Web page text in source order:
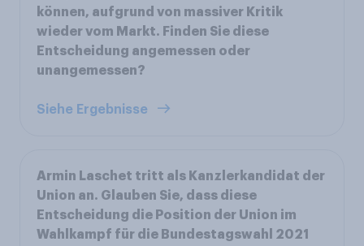
können, aufgrund von massiver Kritik
wieder vom Markt. Finden Sie diese
Entscheidung angemessen oder
unangemessen?
Siehe Ergebnisse
Armin Laschet tritt als Kanzlerkandidat der
Union an. Glauben Sie, dass diese
Entscheidung die Position der Union im
Wahlkampf für die Bundestagswahl 2021